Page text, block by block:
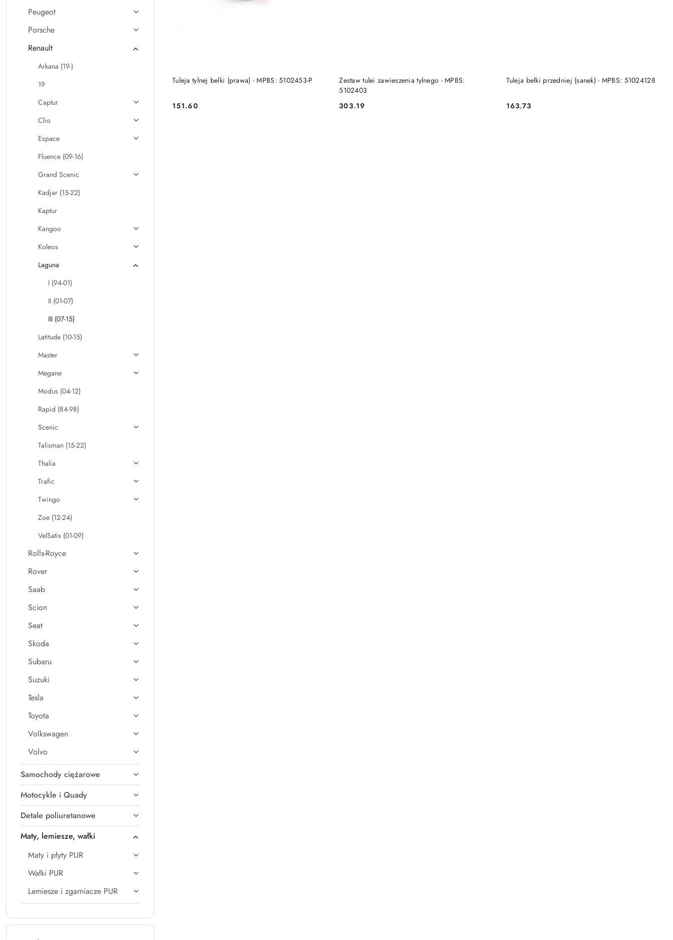
Peugeot
Porsche
Renault
Arkana (19-)
19
Captur
Clio
Espace
Fluence (09-16)
Grand Scenic
Kadjar (15-22)
Kaptur
Kangoo
Koleos
Laguna
I (94-01)
II (01-07)
III (07-15)
Latitude (10-15)
Master
Megane
Modus (04-12)
Rapid (84-98)
Scenic
Talisman (15-22)
Thalia
Trafic
Twingo
Zoe (12-24)
VelSatis (01-09)
Rolls-Royce
Rover
Saab
Scion
Seat
Skoda
Subaru
Suzuki
Tesla
Toyota
Volkswagen
Volvo
Samochody ciężarowe
Motocykle i Quady
Detale poliuretanowe
Maty, lemiesze, wałki
Maty i płyty PUR
Wałki PUR
Lemiesze i zgarniacze PUR
Tuleja tylnej belki (prawa) - MPBS: 5102453-P
Cena:
151.60
DO KOSZYKA
Zestaw tulei zawieszenia tylnego - MPBS:
5102403
Cena:
303.19
DO KOSZYKA Tuleja belki przedniej (sanek) - MPBS: 51024128
Cena:
163.73
DO KOSZYKA